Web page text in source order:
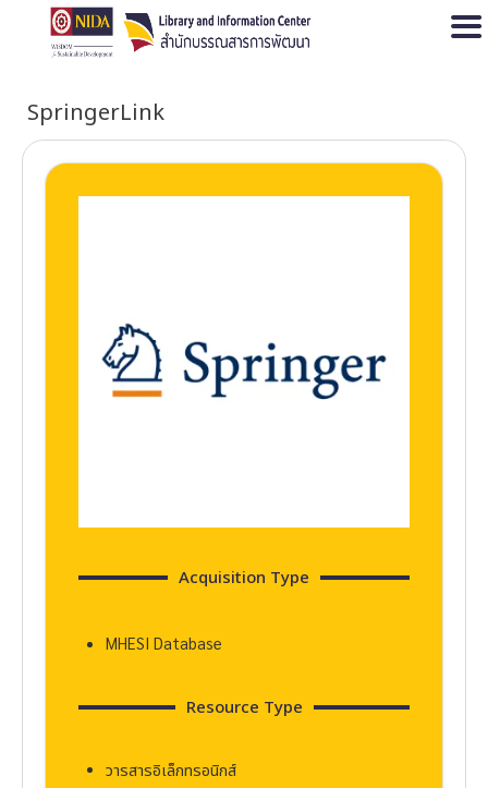
SpringerLink
Acquisition Type
MHESI Database
Resource Type
วารสารอิเล็กทรอนิกส์